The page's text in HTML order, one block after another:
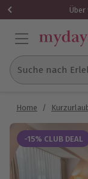
Suche nach
Home /
-15% CLUB DEAL